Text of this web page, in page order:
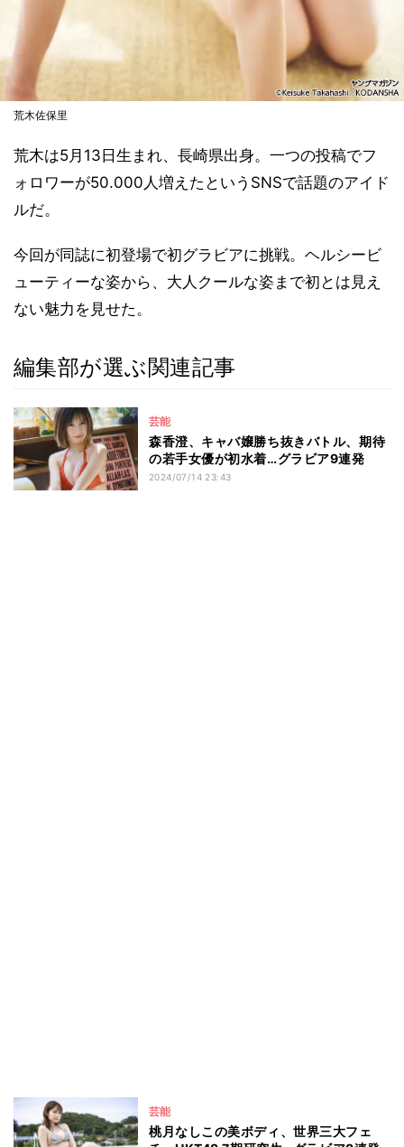
荒木佐保里
荒木は5月13日生まれ、長崎県出身。一つの投稿でフ
ォロワーが50.000人増えたというSNSで話題のアイド
ルだ。
今回が同誌に初登場で初グラビアに挑戦。ヘルシービ
ューティーな姿から、大人クールな姿まで初とは見え
ない魅力を見せた。
編集部が選ぶ関連記事
芸能
森香澄、キャバ嬢勝ち抜きバトル、期待
の若手女優が初水着…グラビア9連発
2024/07/14 23:43
芸能
桃月なしこの美ボディ、世界三大フェ